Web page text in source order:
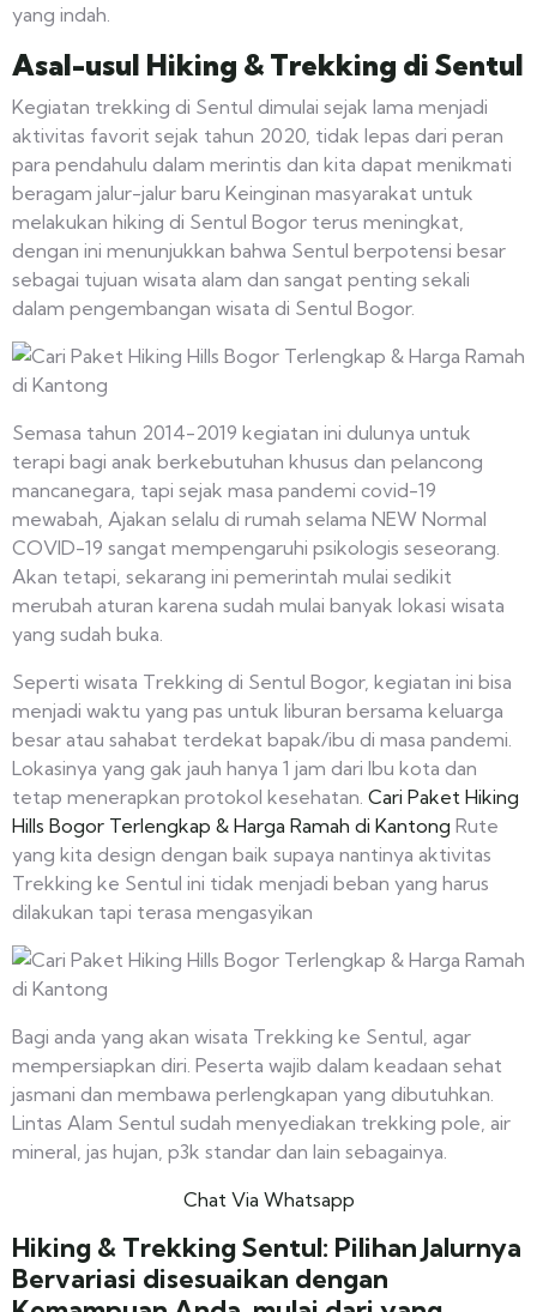
yang indah.
Asal-usul Hiking & Trekking di Sentul
Kegiatan trekking di Sentul dimulai sejak lama menjadi
aktivitas favorit sejak tahun 2020, tidak lepas dari peran
para pendahulu dalam merintis dan kita dapat menikmati
beragam jalur-jalur baru Keinginan masyarakat untuk
melakukan hiking di Sentul Bogor terus meningkat,
dengan ini menunjukkan bahwa Sentul berpotensi besar
sebagai tujuan wisata alam dan sangat penting sekali
dalam pengembangan wisata di Sentul Bogor.
Semasa tahun 2014-2019 kegiatan ini dulunya untuk
terapi bagi anak berkebutuhan khusus dan pelancong
mancanegara, tapi sejak masa pandemi covid-19
mewabah, Ajakan selalu di rumah selama NEW Normal
COVID-19 sangat mempengaruhi psikologis seseorang.
Akan tetapi, sekarang ini pemerintah mulai sedikit
merubah aturan karena sudah mulai banyak lokasi wisata
yang sudah buka.
Seperti wisata Trekking di Sentul Bogor, kegiatan ini bisa
menjadi waktu yang pas untuk liburan bersama keluarga
besar atau sahabat terdekat bapak/ibu di masa pandemi.
Lokasinya yang gak jauh hanya 1 jam dari Ibu kota dan
tetap menerapkan protokol kesehatan. Cari Paket Hiking
Hills Bogor Terlengkap & Harga Ramah di Kantong Rute
yang kita design dengan baik supaya nantinya aktivitas
Trekking ke Sentul ini tidak menjadi beban yang harus
dilakukan tapi terasa mengasyikan
Bagi anda yang akan wisata Trekking ke Sentul, agar
mempersiapkan diri. Peserta wajib dalam keadaan sehat
jasmani dan membawa perlengkapan yang dibutuhkan.
Lintas Alam Sentul sudah menyediakan trekking pole, air
mineral, jas hujan, p3k standar dan lain sebagainya.
Chat Via Whatsapp
Hiking & Trekking Sentul: Pilihan Jalurnya
Bervariasi disesuaikan dengan